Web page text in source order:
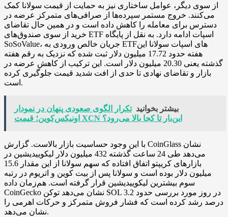
از سوی دیگر، عوامل ساختاری نیز به حمایت از قیمت سولانا کمک
می‌کنند. خروج مستمر سپرده‌ها از صرافی‌های متمرکز عرضه در
دسترس برای معامله را کاهش داده است و در همین حال تقاضای
خرید از سوی صندوق‌های ETF اسپات ادامه دارد. به نقل از پایگاه
SoSoValue، جریان خالص ورودی به ETFهای اسپات سولانا این
هفته حدود 17.72 میلیون دلار ثبت شده که نزدیک به رقم هفته
گذشته یعنی 20.30 میلیون دلار است. این ترکیب از کاهش عرضه در
بازار و تقاضای نهادی تا حدی از افت شدید قیمت جلوگیری کرده
است.
بیشتر بخوانید تکرار الگوی صعودی پنهان در نمودار
اونیکس‌کوین؛ قیمت XCN این‌بار تا کجا بالا می‌رود؟
با این وجود حساسیت بازار بالاست. گزارش CoinGlass نشان
می‌دهد طی 24 ساعت گذشته 432 میلیون دلار لیکوییدیشین در
بازارهای کریپتو اتفاق افتاده که سهم سولانا از این مقدار 15.6
میلیون دلار بوده است و سولانا پس از بیت کوین و اتریوم در رتبه
سوم بیشترین لیکوییدیشین قرار گرفته است. هم‌زمان داده
CoinGecko نشان می‌دهد توکن SOL در روز مورد بررسی حدود 3.2
درصد رشد کرده است که فشار فروش متمرکز و حرکات اهرمی را
نشان می‌دهد.